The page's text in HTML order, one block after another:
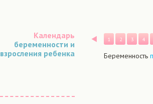
Календарь
беременности и
взросления ребенка
Назад
1 2 3 4
Беременность